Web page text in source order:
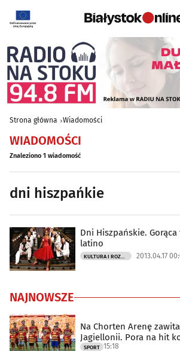
Strona główna Wiadomości
WIADOMOŚCI
Znaleziono 1 wiadomość
dni hiszpańkie
Dni Hiszpańskie.
latino
KULTURA I ROZRYWKA 2013.04.17
NAJNOWSZE
Na Chorten Arenę
Jagiellonii. Pora na hit
SPORT 15:18